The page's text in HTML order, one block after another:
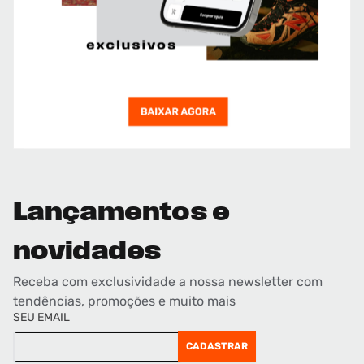
Lançamentos e
novidades
Receba com exclusividade a nossa newsletter com
tendências, promoções e muito mais
SEU EMAIL
CADASTRAR